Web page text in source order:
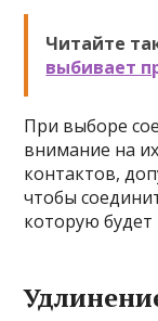
Читайте
выбивает
При выборе
внимание на
контактов,
чтобы
которую